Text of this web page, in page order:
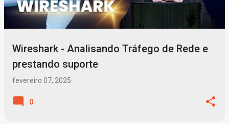
Wireshark - Analisando Tráfego de Rede e
prestando suporte
fevereiro 07, 2025
0